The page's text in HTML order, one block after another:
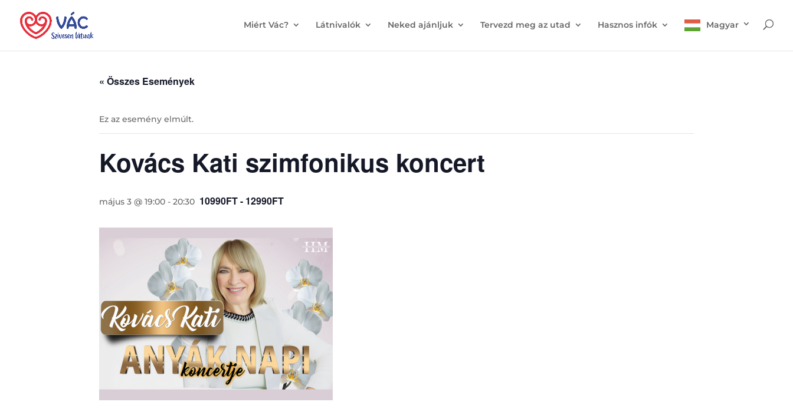
Miért Vác? Látnivalók Neked ajánljuk Tervezd meg az utad Hasznos infók Magyar
« Összes Események
Ez az esemény elmúlt.
Kovács Kati szimfonikus koncert
május 3 @ 19:00 - 20:30 10990FT - 12990FT